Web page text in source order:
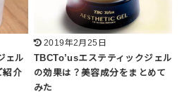
ェル
紹介
2019年2月25日
TBCTo’usエステティックジェル
の効果は？美容成分をまとめて
みた